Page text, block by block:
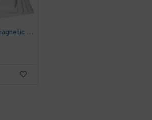
Rezerve burete magnetic Legamaster